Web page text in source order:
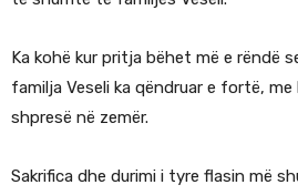
Ka kohë kur pritja bëhet më e rëndë
familja Veseli ka qëndruar e fortë,
shpresë në zemër.
Sakrifica dhe durimi i tyre flasin më